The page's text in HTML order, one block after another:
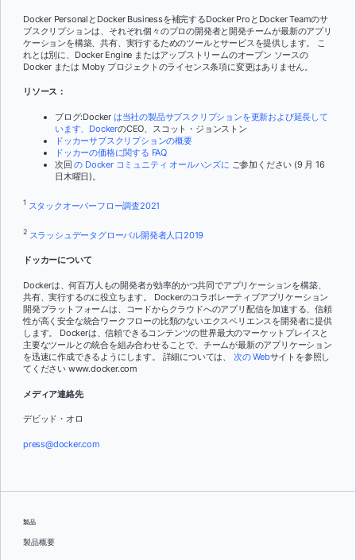
Docker PersonalとDocker Businessを補完するDocker ProとDocker Teamのサ
ブスクリプションは、それぞれ個々のプロの開発者と開発チームが最新のアプリ
ケーションを構築、共有、実行するためのツールとサービスを提供します。 こ
れとは別に、Docker Engine またはアップストリームのオープン ソースの
Docker または Moby プロジェクトのライセンス条項に変更はありません。
リソース：
ブログ:Docker は当社の製品サブスクリプションを更新および延長して
います、DockerのCEO、スコット・ジョンストン
ドッカーサブスクリプションの概要
ドッカーの価格に関する FAQ
次回の Docker コミュニティ オールハンズに ご参加ください (9 月 16
日木曜日)。
1 スタックオーバーフロー調査2021
2 スラッシュデータグローバル開発者人口2019
ドッカーについて
Dockerは、何百万人もの開発者が効率的かつ共同でアプリケーションを構築、
共有、実行するのに役立ちます。 Dockerのコラボレーティブアプリケーション
開発プラットフォームは、コードからクラウドへのアプリ配信を加速する、信頼
性が高く安全な統合ワークフローの比類のないエクスペリエンスを開発者に提供
します。 Dockerは、信頼できるコンテンツの世界最大のマーケットプレイスと
主要なツールとの統合を組み合わせることで、チームが最新のアプリケーション
を迅速に作成できるようにします。 詳細については、 次の Webサイトを参照し
てください www.docker.com
メディア連絡先
デビッド・オロ
press@docker.com
製品
製品概要